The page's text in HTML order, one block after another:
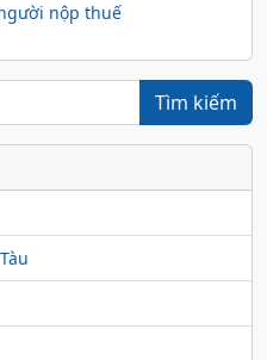
nộp thuế
Tìm kiếm